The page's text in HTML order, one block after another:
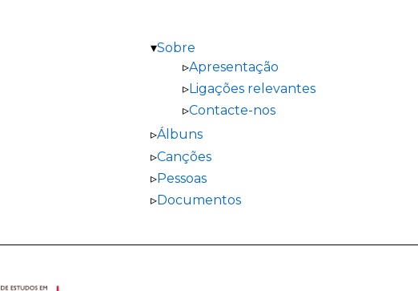
Sobre
Apresentação
Ligações relevantes
Contacte-nos
Álbuns
Canções
Pessoas
Documentos